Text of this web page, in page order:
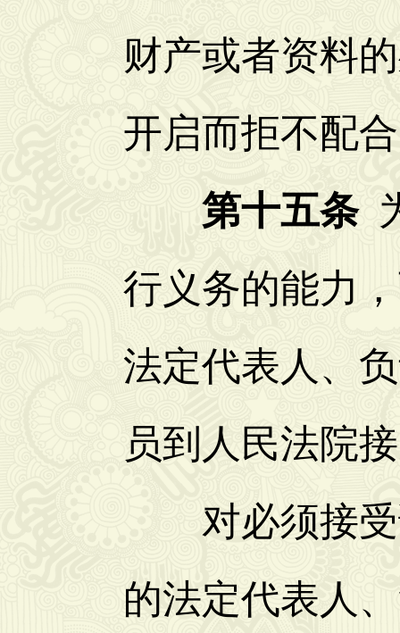
财产或者资料
开启而拒不配
第十五条
行义务的能力
法定代表人、
员到人民法院
对必须接受
的法定代表人